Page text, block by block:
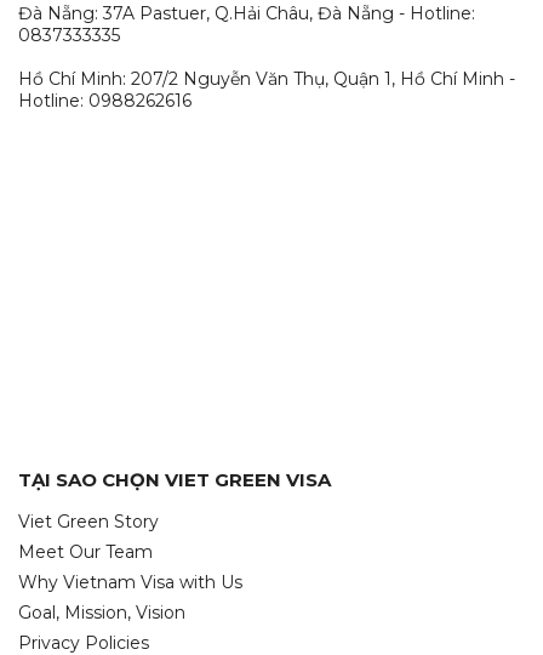
Đà Nẵng: 37A Pastuer, Q.Hải Châu, Đà Nẵng - Hotline:
0837333335
Hồ Chí Minh: 207/2 Nguyễn Văn Thụ, Quận 1, Hồ Chí Minh -
Hotline: 0988262616
TẠI SAO CHỌN VIET GREEN VISA
Viet Green Story
Meet Our Team
Why Vietnam Visa with Us
Goal, Mission, Vision
Privacy Policies